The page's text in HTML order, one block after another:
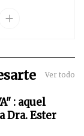
Ver todo
: aquel
Dra. Ester